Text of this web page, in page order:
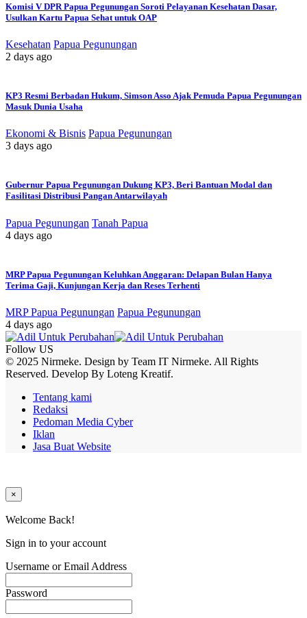
Komisi V DPR Papua Pegunungan Soroti Pelayanan Kesehatan Dasar,
Usulkan Kartu Papua Sehat untuk OAP
Kesehatan Papua Pegunungan
2 days ago
KP3 Resmi Berbadan Hukum, Simson Asso Ajak Pemuda Papua Pegunungan
Masuk Dunia Usaha
Ekonomi & Bisnis Papua Pegunungan
3 days ago
Gubernur Papua Pegunungan Dukung KP3, Beri Bantuan Modal dan
Fasilitasi Distribusi Pangan Antarwilayah
Papua Pegunungan Tanah Papua
4 days ago
MRP Papua Pegunungan Keluhkan Anggaran: Delapan Bulan Hanya
Terima Gaji, Kunjungan Kerja dan Reses Terhenti
MRP Papua Pegunungan Papua Pegunungan
4 days ago
Follow US
© 2025 Nirmeke. Design by Team IT Nirmeke. All Rights
Reserved. Develop By Loteng Kreatif.
Tentang kami
Redaksi
Pedoman Media Cyber
Iklan
Jasa Buat Website
×
Welcome Back!
Sign in to your account
Username or Email Address
Password